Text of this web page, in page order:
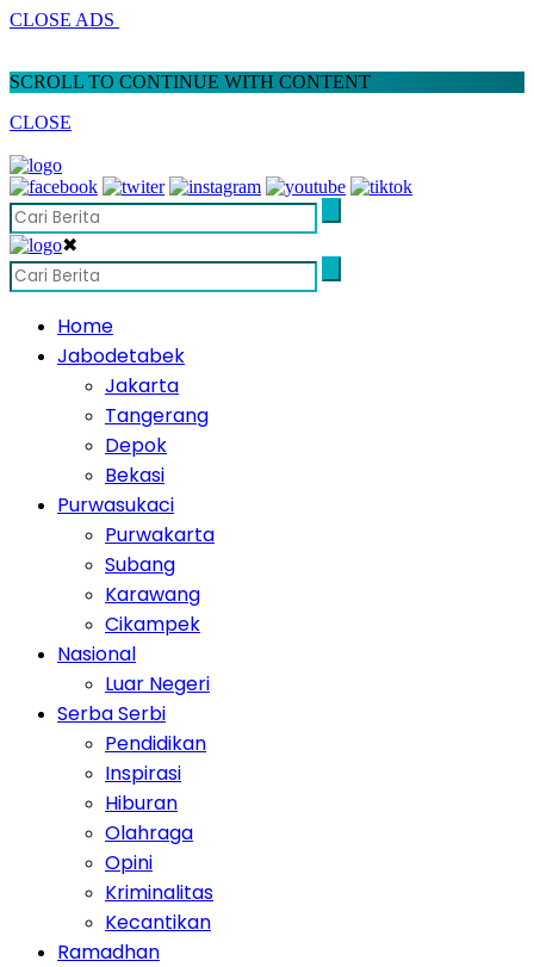
CLOSE ADS
SCROLL TO CONTINUE WITH CONTENT
CLOSE
✖
Home
Jabodetabek
Jakarta
Tangerang
Depok
Bekasi
Purwasukaci
Purwakarta
Subang
Karawang
Cikampek
Nasional
Luar Negeri
Serba Serbi
Pendidikan
Inspirasi
Hiburan
Olahraga
Opini
Kriminalitas
Kecantikan
Ramadhan